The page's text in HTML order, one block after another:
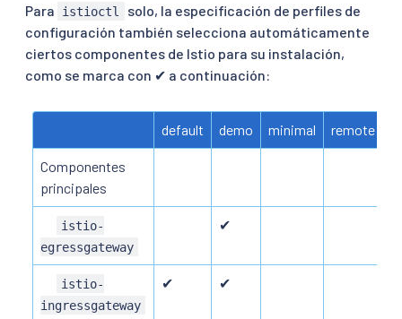
Para istioctl
solo, la especificación de perfiles de
configuración también selecciona automáticamente
ciertos componentes de Istio para su instalación,
como se marca con ✔ a continuación:
default demo minimal remote
Componentes
principales
istio-
egressgateway
✔
istio-
ingressgateway
✔ ✔